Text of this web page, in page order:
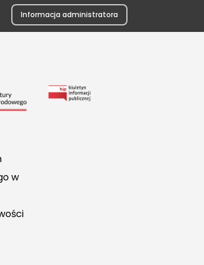
Informacja administratora
w
Link